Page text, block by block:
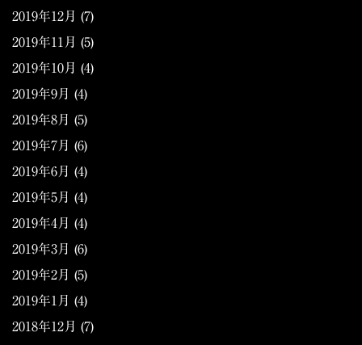
2019年12月 (7)
2019年11月 (5)
2019年10月 (4)
2019年9月 (4)
2019年8月 (5)
2019年7月 (6)
2019年6月 (4)
2019年5月 (4)
2019年4月 (4)
2019年3月 (6)
2019年2月 (5)
2019年1月 (4)
2018年12月 (7)